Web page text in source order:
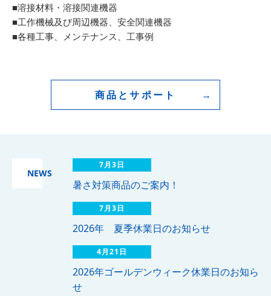
■溶接材料・溶接関連機器
■工作機械及び周辺機器、安全関連機器
■各種工事、メンテナンス、工事例
商品とサポート
NEWS
7月3日
暑さ対策商品のご案内！
7月3日
2026年 夏季休業日のお知らせ
4月21日
2026年ゴールデンウィーク休業日のお知ら
せ